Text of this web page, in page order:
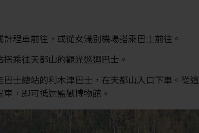
程車前往，或從女滿別機場搭乘巴士前往。
乘往天都山的觀光巡迴巴士。
士總站的利木津巴士，在天都山入口下車。從這
，即可抵達監獄博物館。